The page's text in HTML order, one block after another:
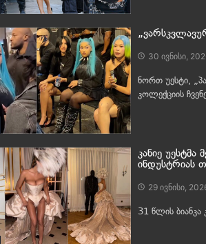
30 ივნისი,
ნორთ უესტი,
კოლექციის
კანიე
ინდუსტრიას
29 ივნისი,
31 წლის